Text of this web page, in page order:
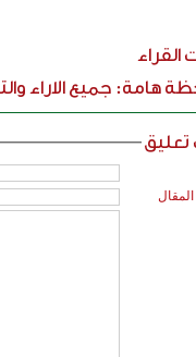
القراء
هامة: جميع الاراء